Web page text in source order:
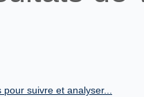
suivre et analyser...